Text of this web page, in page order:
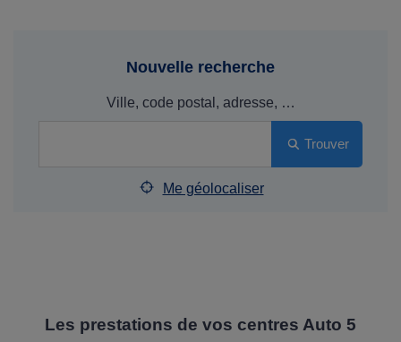
Nouvelle recherche
Ville, code postal, adresse, …
Trouver
Me géolocaliser
Les prestations de vos centres Auto 5